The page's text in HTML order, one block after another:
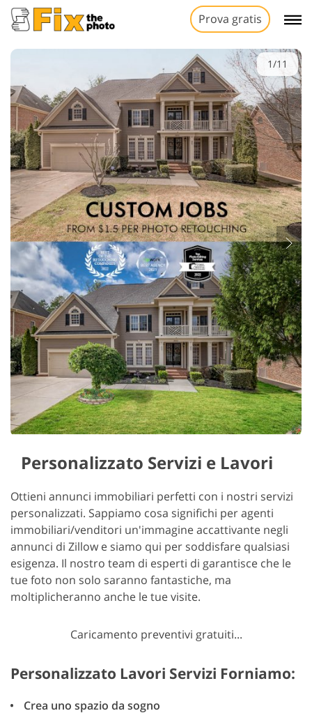
Prova gratis
1/11
Personalizzato Servizi e Lavori
Ottieni annunci immobiliari perfetti con i nostri servizi
personalizzati. Sappiamo cosa significhi per agenti
immobiliari/venditori un'immagine accattivante negli
annunci di Zillow e siamo qui per soddisfare qualsiasi
esigenza. Il nostro team di esperti di garantisce che le
tue foto non solo saranno fantastiche, ma
moltiplicheranno anche le tue visite.
Caricamento preventivi gratuiti...
Personalizzato Lavori Servizi Forniamo:
Crea uno spazio da sogno